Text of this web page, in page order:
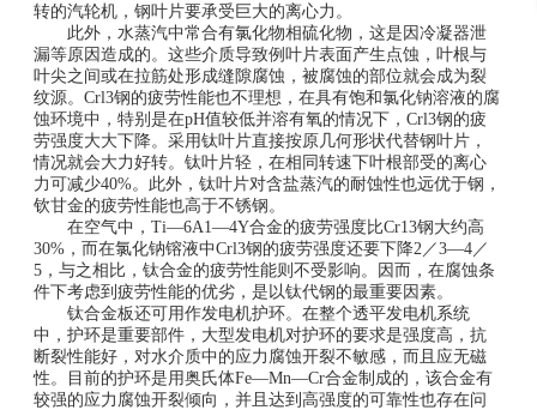
转的汽轮机，钢叶片要承受巨大的离心力。
此外，水蒸汽中常合有氯化物相硫化物，这是因冷凝器泄
漏等原因造成的。这些介质导致例叶片表面产生点蚀，叶根与
叶尖之间或在拉筋处形成缝隙腐蚀，被腐蚀的部位就会成为裂
纹源。Crl3钢的疲劳性能也不理想，在具有饱和氯化钠溶液的腐
蚀环境中，特别是在pH值较低并溶有氧的情况下，Crl3钢的疲
劳强度大大下降。采用钛叶片直接按原几何形状代替钢叶片，
情况就会大力好转。钛叶片轻，在相同转速下叶根部受的离心
力可减少40%。此外，钛叶片对含盐蒸汽的耐蚀性也远优于钢，
钦甘金的疲劳性能也高于不锈钢。
在空气中，Ti—6A1—4Y合金的疲劳强度比Cr13钢大约高
30%，而在氯化钠镕液中Crl3钢的疲劳强度还要下降2／3—4／
5，与之相比，钛合金的疲劳性能则不受影响。因而，在腐蚀条
件下考虑到疲劳性能的优劣，是以钛代钢的最重要因素。
钛合金板还可用作发电机护环。在整个透平发电机系统
中，护环是重要部件，大型发电机对护环的要求是强度高，抗
断裂性能好，对水介质中的应力腐蚀开裂不敏感，而且应无磁
性。目前的护环是用奥氏体Fe—Mn—Cr合金制成的，该合金有
较强的应力腐蚀开裂倾向，并且达到高强度的可靠性也存在问